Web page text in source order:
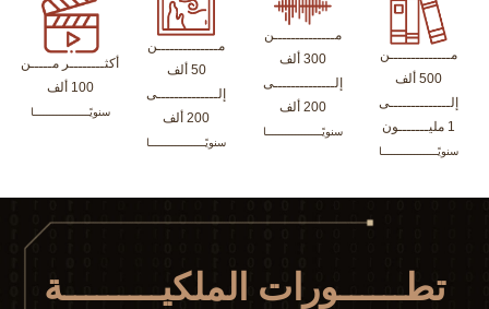
مــــــــــــــن
500 ألف
إلــــــــــــــى
1 مليـــــــون
سنويًـــــــــــــــــا
مــــــــــــــن
300 ألف
إلــــــــــــــى
200 ألف
سنويًـــــــــــــــــا
مــــــــــــــن
50 ألف
إلــــــــــــــى
200 ألف
سنويًـــــــــــــــــا
أكثــــــــر مـــــن
100 ألف
سنويًـــــــــــــــــا
تطــــــورات الملكيـــــــــة